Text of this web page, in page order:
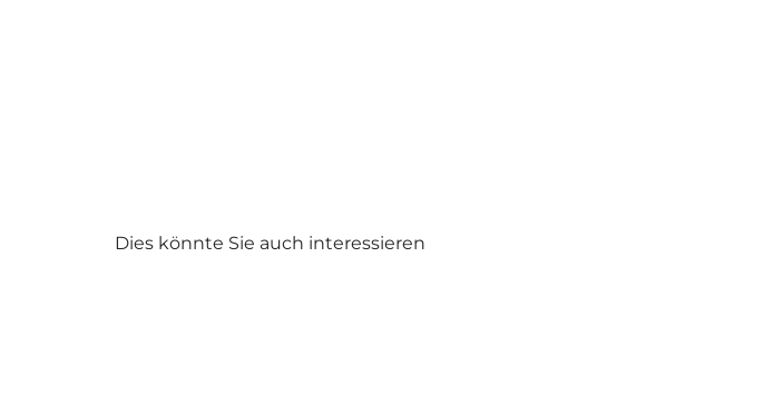
Dies könnte Sie auch interessieren